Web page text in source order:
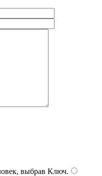
выбрав Ключ.